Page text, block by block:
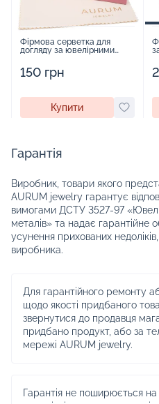
Фірмова серветка для
догляду за ювелірними
150 грн
Купити
Гарантія
Виробник, товари якого
AURUM jewelry гарантує
вимогами ДСТУ 3527-97
металів» та надає гарантійне
усунення прихованих
виробника.
Для гарантійного ремонту
щодо якості придбаного
звернутися до продавця
придбано продукт, або за
мережі AURUM jewelry.
Гарантія не поширюється